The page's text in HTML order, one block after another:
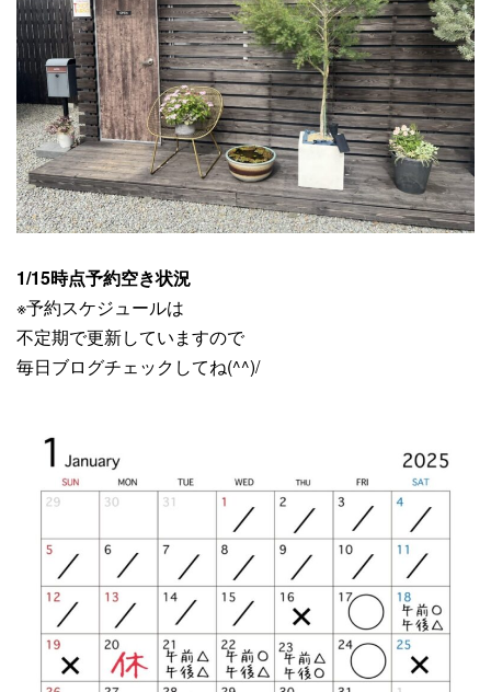
1/15時点予約空き状況
※予約スケジュールは
不定期で更新していますので
毎日ブログチェックしてね(^^)/